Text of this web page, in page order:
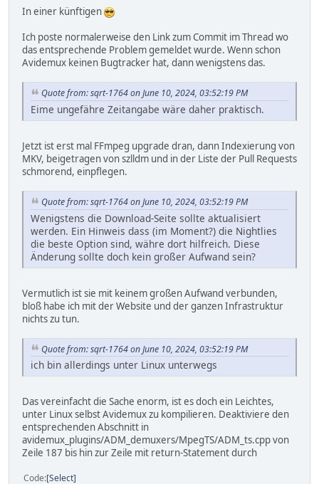
In einer künftigen
Ich poste normalerweise den Link zum Commit im Thread wo
das entsprechende Problem gemeldet wurde. Wenn schon
Avidemux keinen Bugtracker hat, dann wenigstens das.
Quote from: sqrt-1764 on June 10, 2024, 03:52:19 PM
Eime ungefähre Zeitangabe wäre daher praktisch.
Jetzt ist erst mal FFmpeg upgrade dran, dann Indexierung von
MKV, beigetragen von szlldm und in der Liste der Pull Requests
schmorend, einpflegen.
Quote from: sqrt-1764 on June 10, 2024, 03:52:19 PM
Wenigstens die Download-Seite sollte aktualisiert
werden. Ein Hinweis dass (im Moment?) die Nightlies
die beste Option sind, währe dort hilfreich. Diese
Änderung sollte doch kein großer Aufwand sein?
Vermutlich ist sie mit keinem großen Aufwand verbunden,
bloß habe ich mit der Website und der ganzen Infrastruktur
nichts zu tun.
Quote from: sqrt-1764 on June 10, 2024, 03:52:19 PM
ich bin allerdings unter Linux unterwegs
Das vereinfacht die Sache enorm, ist es doch ein Leichtes,
unter Linux selbst Avidemux zu kompilieren. Deaktiviere den
entsprechenden Abschnitt in
avidemux_plugins/ADM_demuxers/MpegTS/ADM_ts.cpp von
Zeile 187 bis hin zur Zeile mit return-Statement durch
Code Select